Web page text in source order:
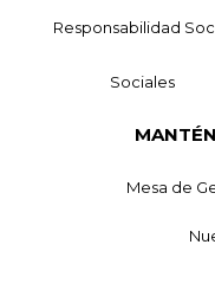
Responsabilidad
Sociales
Mesa de